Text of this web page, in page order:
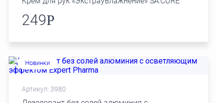
249Р
Новинки
Артикул: 3980